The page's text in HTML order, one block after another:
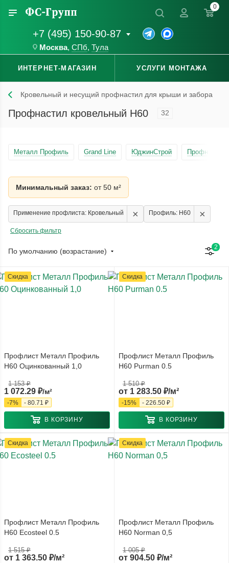
+7 (495) 150-90-87
Москва, СПб, Тула
0
ИНТЕРНЕТ-МАГАЗИН УСЛУГИ МОНТАЖА
Кровельный и несущий профнастил для крыши и забора
Профнастил кровельный Н60 32
Металл Профиль Grand Line ЮджинСтрой Профнастил
Минимальный заказ: от 50 м²
Применение профлиста: Кровельный × Профиль: Н60 ×
Сбросить фильтр
По умолчанию (возрастание) 2
Скидка
Профлист Металл Профиль
Н60 Оцинкованный 1,0
1 072.29 ₽/м²
1 153₽
-7% - 80.71 ₽
В КОРЗИНУ
Скидка
Профлист Металл Профиль
Н60 Purman 0.5
от 1 283.50 ₽/м²
1 510 ₽
-15% - 226.50 ₽
В КОРЗИНУ
Скидка
Профлист Металл Профиль
Н60 Ecosteel 0.5
от 1 363.50 ₽/м²
1 515 ₽
Скидка
Профлист Металл Профиль
Н60 Norman 0,5
от 904.50 ₽/м²
1 005 ₽